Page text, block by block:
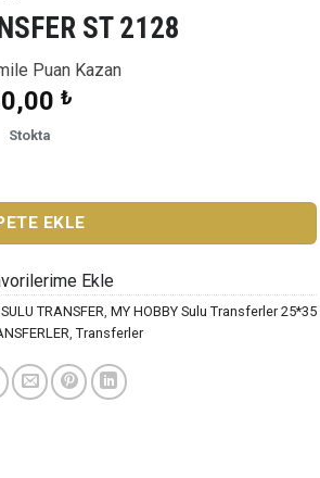
ST 2128
Puan Kazan
₺
Stokta
EKLE
Ekle
TRANSFER, MY HOBBY Sulu Transferler 25*35
, Transferler